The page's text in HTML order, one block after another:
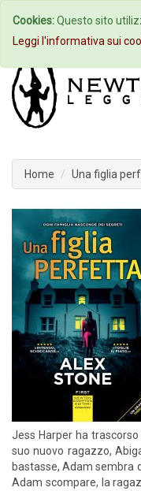
Home
Home Una figlia
Jess Harper ha
suo nuovo ragazzo,
bastasse, Adam sembra
Adam scompare, la
Cookies:Questo sito
Leggi l'informativa sui